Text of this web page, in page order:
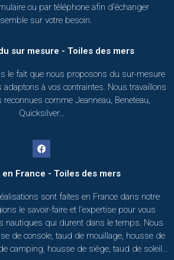
ou par téléphone afin d’échanger
sur votre besoin.
sur mesure - Toiles des mers
le fait que nous proposons du sur-mesure
à vos contraintes. Nous travaillons
comme Jeanneau, Beneteau,
Quicksilver…
en France - Toiles des mers
sont faites en France dans notre
le savoir-faire et l’expertise pour vous
nautiques qui durent dans le temps. Nous
de console, taud de mouillage, housse de
camping, housse de siège, taud de soleil…